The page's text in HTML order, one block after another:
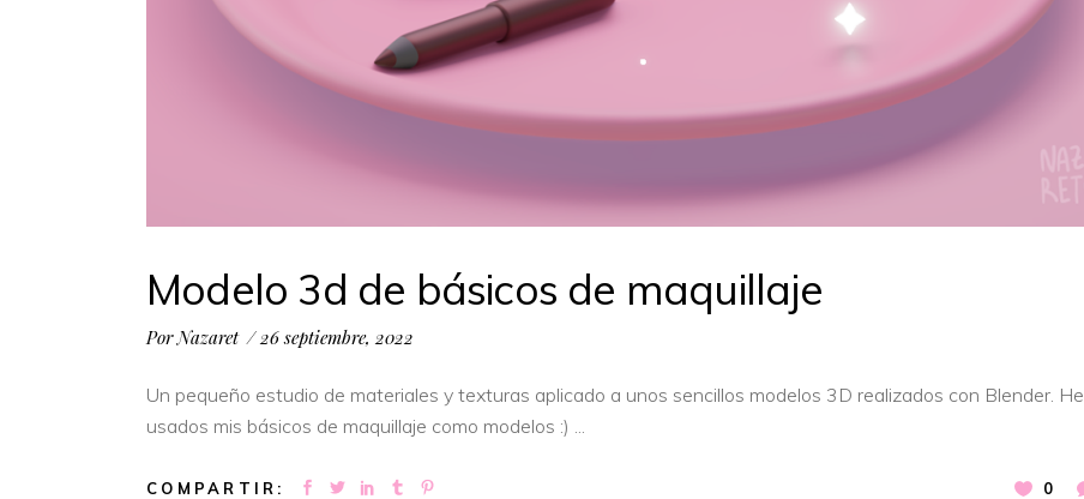
Modelo 3d de básicos de maquillaje
Por Nazaret 26 septiembre, 2022
Un pequeño estudio de materiales y texturas aplicado a unos sencillos modelos 3D realizados con Blender. He
usados mis básicos de maquillaje como modelos :)
COMPARTIR: 0